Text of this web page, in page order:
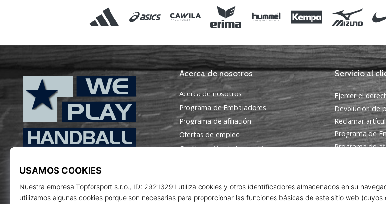
Acerca de nosotros
Acerca de nosotros
Programa de Embajadores
Programa de afiliación
Ofertas de empleo
Configuración de las cookies
Servicio al
Ejercer el
Devolución de
Reclamar
Programa de
Programa de
Contacto
Preguntas